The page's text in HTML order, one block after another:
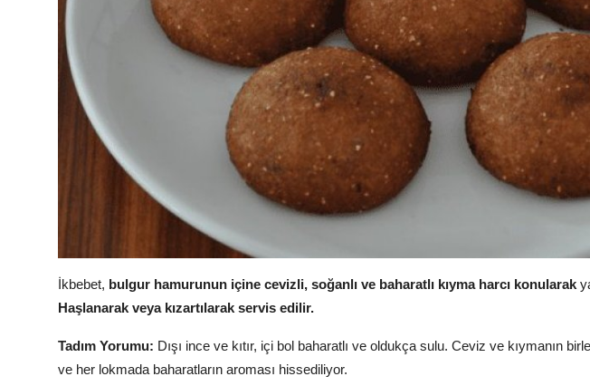
İkbebet, bulgur hamurunun içine cevizli, soğanlı ve baharatlı kıyma harcı konularak
Haşlanarak veya kızartılarak servis edilir.
Tadım Yorumu: Dışı ince ve kıtır, içi bol baharatlı ve oldukça sulu. Ceviz ve kıymanın
ve her lokmada baharatların aroması hissediliyor.